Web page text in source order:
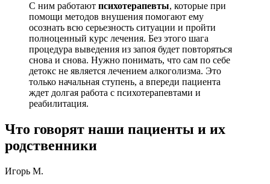
С ним работают психотерапевты, которые при
помощи методов внушения помогают ему
осознать всю серьезность ситуации и пройти
полноценный курс лечения. Без этого шага
процедура выведения из запоя будет повторяться
снова и снова. Нужно понимать, что сам по себе
детокс не является лечением алкоголизма. Это
только начальная ступень, а впереди пациента
ждет долгая работа с психотерапевтами и
реабилитация.
Что говорят наши пациенты и их
родственники
Игорь М.